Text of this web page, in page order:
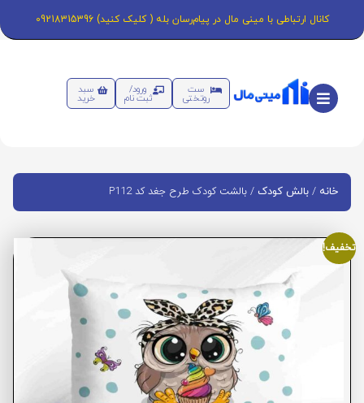
کانال ارتباطی با مینی مال در پیام‌رسان بله ( کلیک کنید) 09218315396
ست
روتختی
ورود/
ثبت نام
سبد
خرید
خانه / بالش کودک / بالشت کودک طرح جغد کد P112
تخفیف!